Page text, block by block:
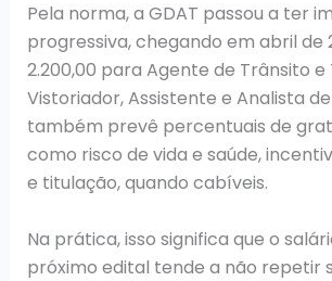
Pela norma, a GDAT passou a ter
progressiva, chegando em abril de
2.200,00 para Agente de Trânsito
Vistoriador, Assistente e Analista
também prevê percentuais de
como risco de vida e saúde,
e titulação, quando cabíveis.
Na prática, isso significa que o
próximo edital tende a não repetir